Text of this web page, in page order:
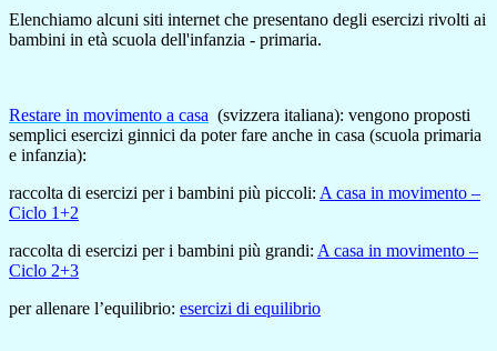
Elenchiamo alcuni siti internet che presentano degli esercizi rivolti ai
bambini in età scuola dell'infanzia - primaria.
Restare in movimento a casa (svizzera italiana): vengono proposti
semplici esercizi ginnici da poter fare anche in casa (scuola primaria
e infanzia):
raccolta di esercizi per i bambini più piccoli: A casa in movimento –
Ciclo 1+2
raccolta di esercizi per i bambini più grandi: A casa in movimento –
Ciclo 2+3
per allenare l’equilibrio: esercizi di equilibrio